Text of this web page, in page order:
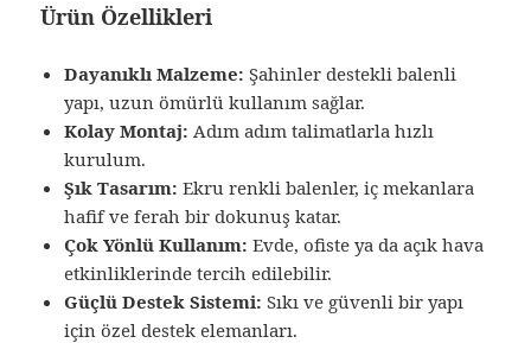
Ürün Özellikleri
Dayanıklı Malzeme: Şahinler destekli balenli
yapı, uzun ömürlü kullanım sağlar.
Kolay Montaj: Adım adım talimatlarla hızlı
kurulum.
Şık Tasarım: Ekru renkli balenler, iç mekanlara
hafif ve ferah bir dokunuş katar.
Çok Yönlü Kullanım: Evde, ofiste ya da açık hava
etkinliklerinde tercih edilebilir.
Güçlü Destek Sistemi: Sıkı ve güvenli bir yapı
için özel destek elemanları.